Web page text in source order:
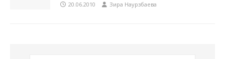
20.06.2010 Зира Наурзбаева